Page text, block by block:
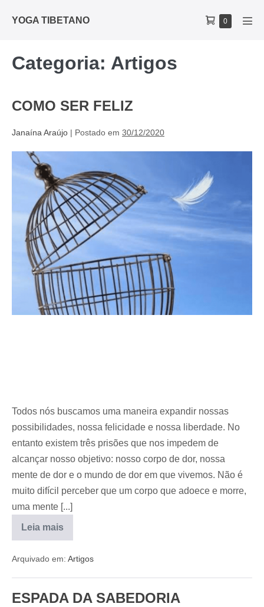
YOGA TIBETANO 0
Categoria: Artigos
COMO SER FELIZ
Janaína Araújo | Postado em 30/12/2020
Todos nós buscamos uma maneira expandir nossas
possibilidades, nossa felicidade e nossa liberdade. No
entanto existem três prisões que nos impedem de
alcançar nosso objetivo: nosso corpo de dor, nossa
mente de dor e o mundo de dor em que vivemos. Não é
muito difícil perceber que um corpo que adoece e morre,
uma mente [...]
Leia mais
Arquivado em: Artigos
ESPADA DA SABEDORIA